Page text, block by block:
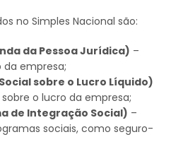
no Simples Nacional são:
da Pessoa Jurídica) –
da empresa;
sobre o Lucro Líquido)
o lucro da empresa;
de Integração Social) –
sociais, como seguro-